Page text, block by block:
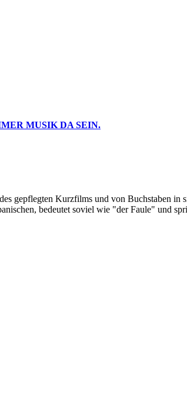
MUSIK DA SEIN.
gepflegten Kurzfilms und von Buchstaben
bedeutet soviel wie "der Faule" und